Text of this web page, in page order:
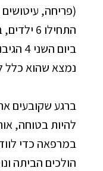
(פריחה, עיטושים
התחילו
ביום
נמצא שהוא כלל
ברגע שקובעים
להיות בטוחה,
במרפאה כדי
הולכים הביתה